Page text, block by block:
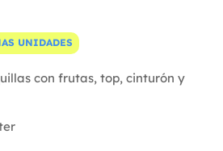
UNIDADES
con frutas, top, cinturón y